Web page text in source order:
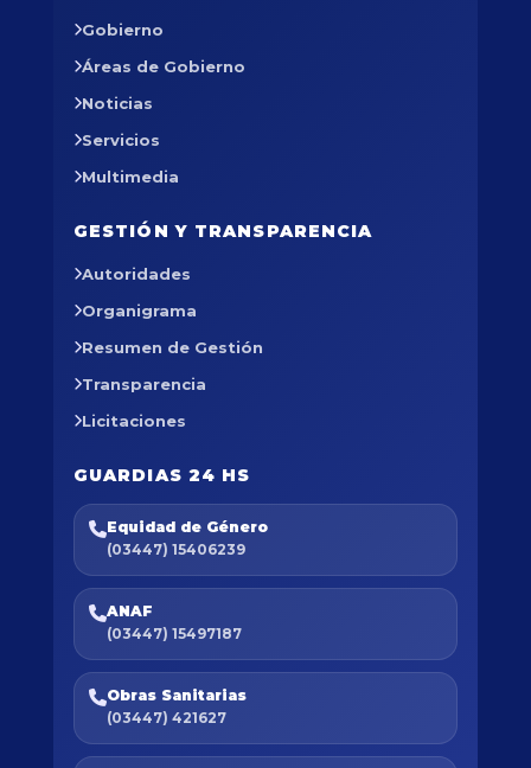
Gobierno
Áreas de Gobierno
Noticias
Servicios
Multimedia
GESTIÓN Y TRANSPARENCIA
Autoridades
Organigrama
Resumen de Gestión
Transparencia
Licitaciones
GUARDIAS 24 HS
Equidad de Género
(03447) 15406239
ANAF
(03447) 15497187
Obras Sanitarias
(03447) 421627